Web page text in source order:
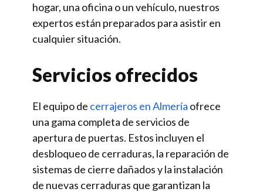
hogar, una oficina o un vehículo, nuestros
expertos están preparados para asistir en
cualquier situación.
Servicios ofrecidos
El equipo de cerrajeros en Almería ofrece
una gama completa de servicios de
apertura de puertas. Estos incluyen el
desbloqueo de cerraduras, la reparación de
sistemas de cierre dañados y la instalación
de nuevas cerraduras que garantizan la